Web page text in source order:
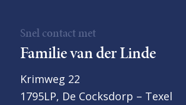
Snel contact met
Familie van der Linde
Krimweg 22
1795LP, De Cocksdorp – Texel